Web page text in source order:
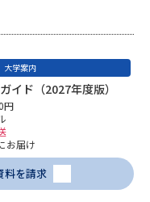
大学案内
イド（2027年度版）
円
お届け
料を請求